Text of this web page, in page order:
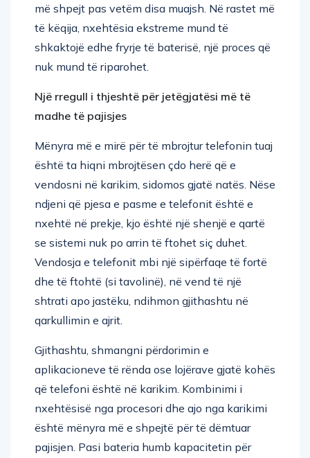
më shpejt pas vetëm disa muajsh. Në rastet më
të këqija, nxehtësia ekstreme mund të
shkaktojë edhe fryrje të baterisë, një proces që
nuk mund të riparohet.
Një rregull i thjeshtë për jetëgjatësi më të
madhe të pajisjes
Mënyra më e mirë për të mbrojtur telefonin tuaj
është ta hiqni mbrojtësen çdo herë që e
vendosni në karikim, sidomos gjatë natës. Nëse
ndjeni që pjesa e pasme e telefonit është e
nxehtë në prekje, kjo është një shenjë e qartë
se sistemi nuk po arrin të ftohet siç duhet.
Vendosja e telefonit mbi një sipërfaqe të fortë
dhe të ftohtë (si tavolinë), në vend të një
shtrati apo jastëku, ndihmon gjithashtu në
qarkullimin e ajrit.
Gjithashtu, shmangni përdorimin e
aplikacioneve të rënda ose lojërave gjatë kohës
që telefoni është në karikim. Kombinimi i
nxehtësisë nga procesori dhe ajo nga karikimi
është mënyra më e shpejtë për të dëmtuar
pajisjen. Pasi bateria humb kapacitetin për